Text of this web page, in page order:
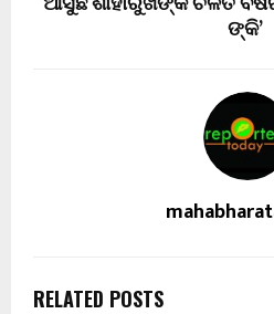
ଙ୍କି’
RELATED POSTS